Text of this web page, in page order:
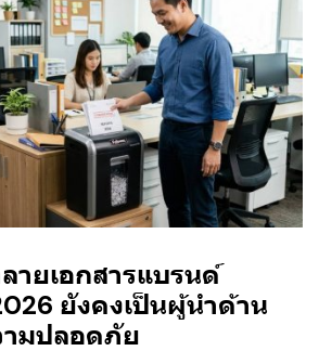
ายเอกสารแบรนด์
ยังคงเป็นผู้นำด้าน
ามปลอดภัย